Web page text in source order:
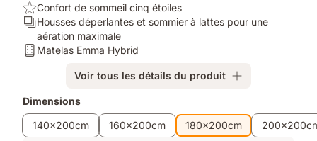
USP/Benefit:
Confort
sommeil
Confort de sommeil cinq étoiles
Ergonomie/Zones:
Housses
déperlantes
lattes
pour
une
Housses déperlantes et sommier à lattes pour une
aération maximale
Matelas:
Matelas Emma Hybrid
Voir tous les détails du produit
Produits
supplémentaires
Dimensions
140x200cm
160x200cm 180x200cm